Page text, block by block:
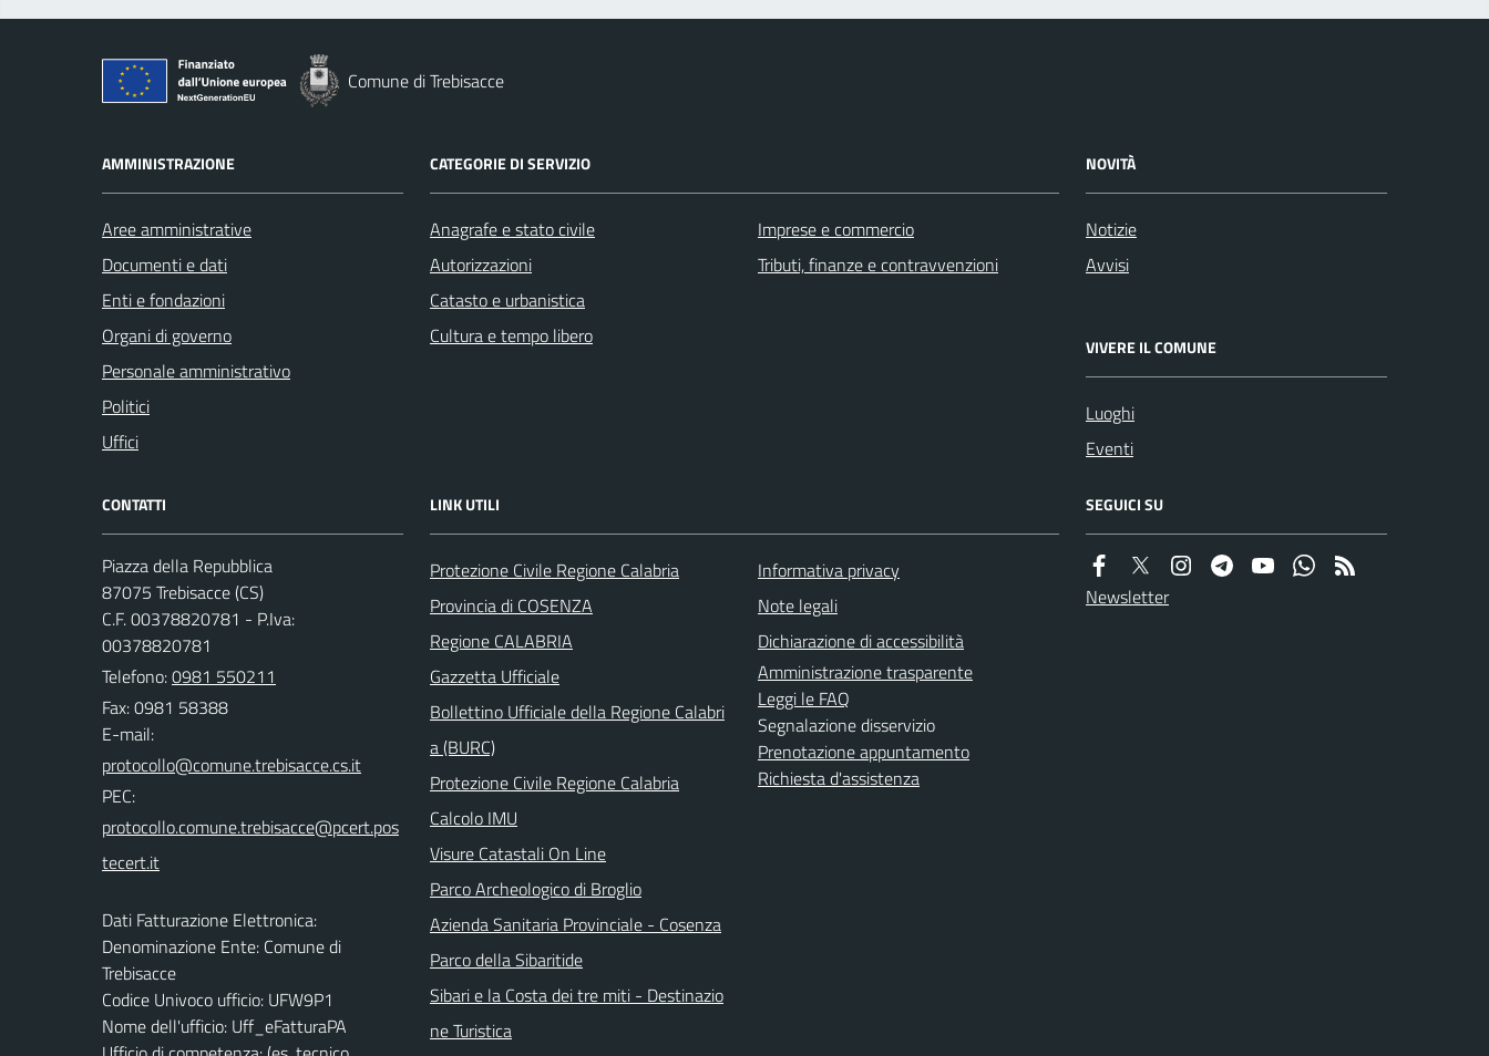
Comune di Trebisacce
AMMINISTRAZIONE
Aree amministrative
Documenti e dati
Enti e fondazioni
Organi di governo
Personale amministrativo
Politici
Uffici
CATEGORIE DI SERVIZIO
Anagrafe e stato civile
Autorizzazioni
Catasto e urbanistica
Cultura e tempo libero
Imprese e commercio
Tributi, finanze e contravvenzioni
NOVITÀ
Notizie
Avvisi
VIVERE IL COMUNE
Luoghi
Eventi
CONTATTI
Piazza della Repubblica
87075 Trebisacce (CS)
C.F. 00378820781 - P.Iva:
00378820781
Telefono:0981 550211
Fax: 0981 58388
E-mail:
PEC:
Dati Fatturazione Elettronica:
Denominazione Ente: Comune di
Trebisacce
Codice Univoco ufficio: UFW9P1
Nome dell'ufficio: Uff_eFatturaPA
LINK UTILI
Protezione Civile Regione Calabria
Provincia di COSENZA
Regione CALABRIA
Gazzetta Ufficiale
Bollettino Ufficiale della Regione Calabri
a (BURC)
Protezione Civile Regione Calabria
Calcolo IMU
Visure Catastali On Line
Parco Archeologico di Broglio
Azienda Sanitaria Provinciale - Cosenza
Parco della Sibaritide
Sibari e la Costa dei tre miti - Destinazio
ne Turistica
Informativa privacy
Note legali
Dichiarazione di accessibilità
Amministrazione trasparente
Leggi le FAQ
Segnalazione disservizio
Prenotazione appuntamento
Richiesta d'assistenza
SEGUICI SU
Newsletter